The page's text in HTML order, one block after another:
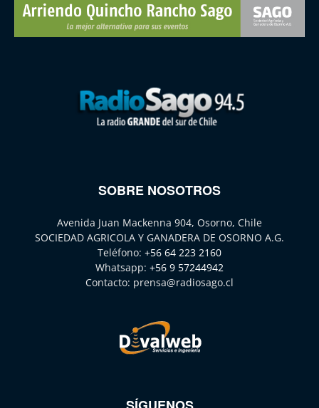
SOBRE NOSOTROS
Avenida Juan Mackenna 904, Osorno, Chile
SOCIEDAD AGRICOLA Y GANADERA DE OSORNO A.G.
Teléfono: +56 64 223 2160
Whatsapp: +56 9 57244942
Contacto: prensa@radiosago.cl